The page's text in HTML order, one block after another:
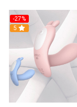
-27%
5